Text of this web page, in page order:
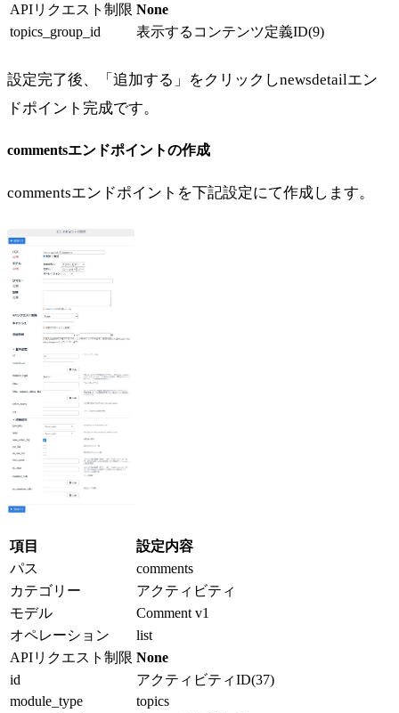
APIリクエスト制限 None
topics_group_id
表示するコンテンツ定義ID(9)
設定完了後、「追加する」をクリックしnewsdetailエン
ドポイント完成です。
commentsエンドポイントの作成
commentsエンドポイントを下記設定にて作成します。
項目
設定内容
パス
comments
カテゴリー
アクティビティ
モデル
Comment v1
オペレーション
list
APIリクエスト制限 None
id
アクティビティID(37)
module_type
topics